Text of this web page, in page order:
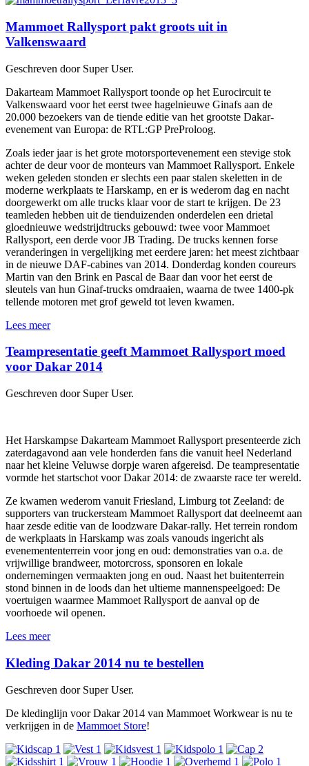
Mammoet Rallysport pakt groots uit in
Valkenswaard
Geschreven door Super User.
Dakarteam Mammoet Rallysport toonde op het Eurocircuit te
Valkenswaard voor het eerst twee hagelnieuwe Ginafs aan de
20.000 bezoekers van de tiende editie van het grootste Dakar-
evenement van Europa: de RTL:GP PreProloog.
Zoals ieder jaar is het grote motorsportevenement een stevige stok
achter de deur voor de monteurs van Mammoet Rallysport. Enkele
weken geleden stonden er slechts een paar stalen skeletten in de
moderne werkplaats te Harskamp, en er is wederom dag en nacht
doorgewerkt om alle trucks klaar voor de start te krijgen. De 23
teamleden hebben uit de tienduizenden onderdelen een drietal
gloednieuwe wedstrijdtrucks gebouwd: twee voor Mammoet
Rallysport, een derde voor JB Trading. De trucks kennen forse
veranderingen in vergelijking met eerdere jaren: het meest zichtbaar
in de nieuwe DAF-cabines van 2014. Donderdag konden coureurs
Martin van den Brink en Pascal de Baar dan voor het eerst de
sleutels van hun Ginaf-trucks omdraaien, waarna de twee 1400-pk
tellende motoren met grof geweld tot leven kwamen.
Lees meer
Teampresentatie geeft Mammoet Rallysport moed
voor Dakar 2014
Geschreven door Super User.
Het Harskampse Dakarteam Mammoet Rallysport presenteerde zich
zaterdagavond aan vele honderden fans die vanuit heel Nederland
naar het kleine Veluwse dorpje waren afgereisd. De teampresentatie
vormde het startschot voor Dakar 2014: de zwaarste race ter wereld.
Ze kwamen wederom vanuit Friesland, Limburg tot Zeeland: de
supporters van truckersteam Mammoet Rallysport dat deelneemt aan
haar zesde editie van de loodzware Dakar-rally. Het terrein rondom
de werkplaats in Harskamp was zoals vanouds ingericht als
evenemententerrein voor jong en oud: demonstraties van o.a. de
vrijwillige brandweer, motorcross, sponsoren en lokale
ondernemingen vermaakten jong en oud. Naast het buitenterrein
stond binnen in de loods dan het ultieme mannenspeelgoed: De
voertuigen waarmee Mammoet Rallysport de aanval op de
voorhoede wil openen.
Lees meer
Kleding Dakar 2014 nu te bestellen
Geschreven door Super User.
De kledinglijn voor Dakar 2014 van Mammoet Workwear is nu te
verkrijgen in de Mammoet Store!